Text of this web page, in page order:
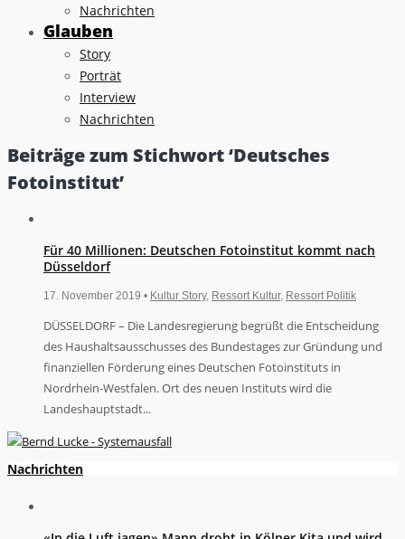
Nachrichten
Glauben
Story
Porträt
Interview
Nachrichten
Beiträge zum Stichwort ‘Deutsches
Fotoinstitut’
Für 40 Millionen: Deutschen Fotoinstitut kommt nach
Düsseldorf
17. November 2019 • Kultur Story, Ressort Kultur, Ressort Politik
DÜSSELDORF – Die Landesregierung begrüßt die Entscheidung
des Haushaltsausschusses des Bundestages zur Gründung und
finanziellen Förderung eines Deutschen Fotoinstituts in
Nordrhein-Westfalen. Ort des neuen Instituts wird die
Landeshauptstadt...
Nachrichten